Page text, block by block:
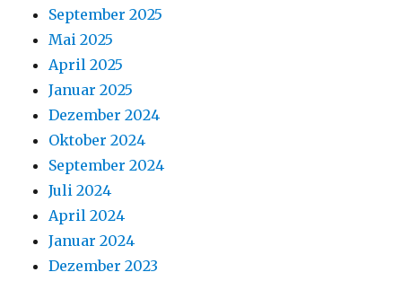
September 2025
Mai 2025
April 2025
Januar 2025
Dezember 2024
Oktober 2024
September 2024
Juli 2024
April 2024
Januar 2024
Dezember 2023